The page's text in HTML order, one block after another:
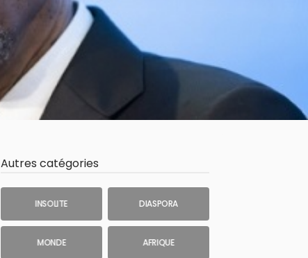
Autres catégories
INSOLITE DIASPORA
MONDE AFRIQUE